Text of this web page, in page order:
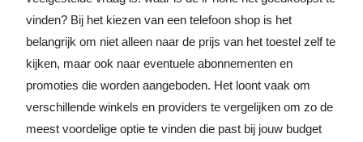
vinden? Bij het kiezen van een telefoon shop is het
belangrijk om niet alleen naar de prijs van het toestel zelf te
kijken, maar ook naar eventuele abonnementen en
promoties die worden aangeboden. Het loont vaak om
verschillende winkels en providers te vergelijken om zo de
meest voordelige optie te vinden die past bij jouw budget